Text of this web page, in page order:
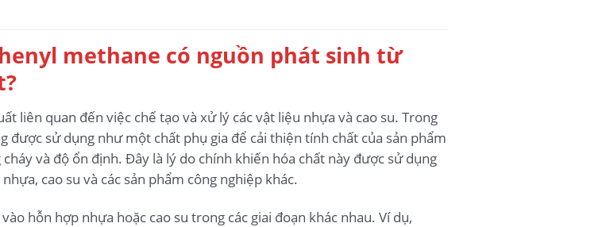
methane có nguồn phát sinh từ
liên quan đến việc chế tạo và xử lý các vật liệu nhựa và cao su. Trong
được sử dụng như một chất phụ gia để cải thiện tính chất của sản phẩm
và độ ổn định. Đây là lý do chính khiến hóa chất này được sử dụng
cao su và các sản phẩm công nghiệp khác.
hỗn hợp nhựa hoặc cao su trong các giai đoạn khác nhau. Ví dụ,